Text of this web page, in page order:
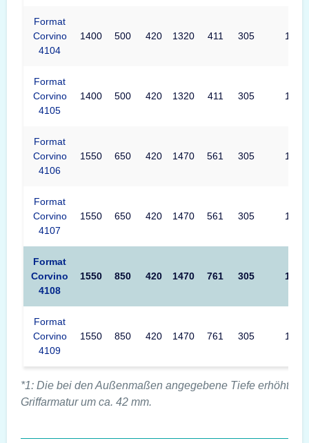
Format
Corvino
4104
1400 500 420 1320 411 305 1320
Format
Corvino
4105
1400 500 420 1320 411 305 1320
Format
Corvino
4106
1550 650 420 1470 561 305 1470
Format
Corvino
4107
1550 650 420 1470 561 305 1470
Format
Corvino
4108
1550 850 420 1470 761 305 1470
Format
Corvino
4109
1550 850 420 1470 761 305 1470
*1: Die bei den Außenmaßen angegebene Tiefe erhöht
Griffarmatur um ca. 42 mm.